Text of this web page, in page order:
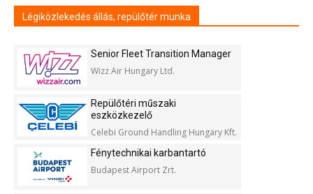
Légiközlekedés állás, repülőtér munka
Senior Fleet Transition Manager
Wizz Air Hungary Ltd.
Repülőtéri műszaki
eszközkezelő
Celebi Ground Handling Hungary Kft.
Fénytechnikai karbantartó
Budapest Airport Zrt.